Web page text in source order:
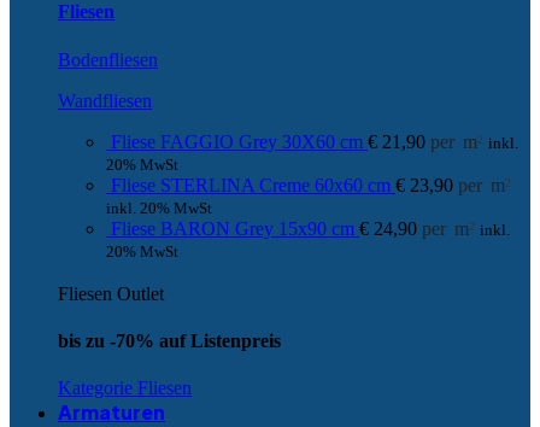
Fliesen
Bodenfliesen
Wandfliesen
Fliese FAGGIO Grey 30X60 cm € 21,90 per m2 inkl.
20% MwSt
Fliese STERLINA Creme 60x60 cm € 23,90 per m2
inkl. 20% MwSt
Fliese BARON Grey 15x90 cm € 24,90 per m2 inkl.
20% MwSt
Fliesen Outlet
bis zu -70% auf Listenpreis
Kategorie Fliesen
Armaturen